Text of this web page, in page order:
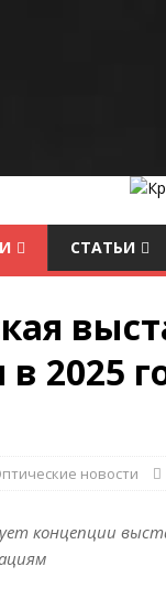
СТАТЬИ
в 2025
новости
концепции